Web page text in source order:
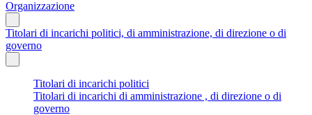
Organizzazione
Titolari di incarichi politici, di amministrazione, di direzione o di
governo
Titolari di incarichi politici
Titolari di incarichi di amministrazione , di direzione o di
governo